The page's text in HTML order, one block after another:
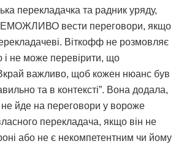
перекладачка та радник уряду,
вести переговори, якщо
Віткофф не розмовляє
і не може перевірити, що
важливо, щоб кожен нюанс був
та в контексті”. Вона додала,
йде на переговори у вороже
перекладача, якщо він не
або не є некомпетентним чи йому